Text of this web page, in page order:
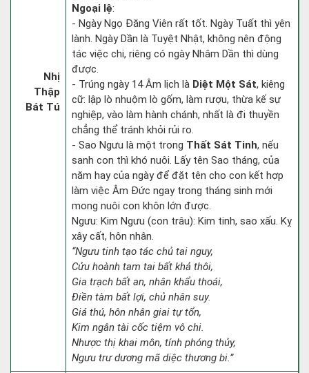
Nhị
Thập
Bát Tú
Ngoại lệ:
- Ngày Ngọ Đăng Viên rất tốt. Ngày Tuất thì yên
lành. Ngày Dần là Tuyệt Nhật, không nên động
tác việc chi, riêng có ngày Nhâm Dần thì dùng
được.
- Trúng ngày 14 Âm lịch là Diệt Một Sát, kiêng
cữ: lập lò nhuộm lò gốm, làm rượu, thừa kế sự
nghiệp, vào làm hành chánh, nhất là đi thuyền
chẳng thể tránh khỏi rủi ro.
- Sao Ngưu là một trong Thất Sát Tinh, nếu
sanh con thì khó nuôi. Lấy tên Sao tháng, của
năm hay của ngày để đặt tên cho con kết hợp
làm việc Âm Đức ngay trong tháng sinh mới
mong nuôi con khôn lớn được.
Ngưu: Kim Ngưu (con trâu): Kim tinh, sao xấu. Kỵ
xây cất, hôn nhân.
“Ngưu tinh tạo tác chủ tai nguy,
Cửu hoành tam tai bất khả thôi,
Gia trạch bất an, nhân khẩu thoái,
Điền tàm bất lợi, chủ nhân suy.
Giá thú, hôn nhân giai tự tổn,
Kim ngân tài cốc tiệm vô chi.
Nhược thị khai môn, tính phóng thủy,
Ngưu trư dương mã diệc thương bi.”